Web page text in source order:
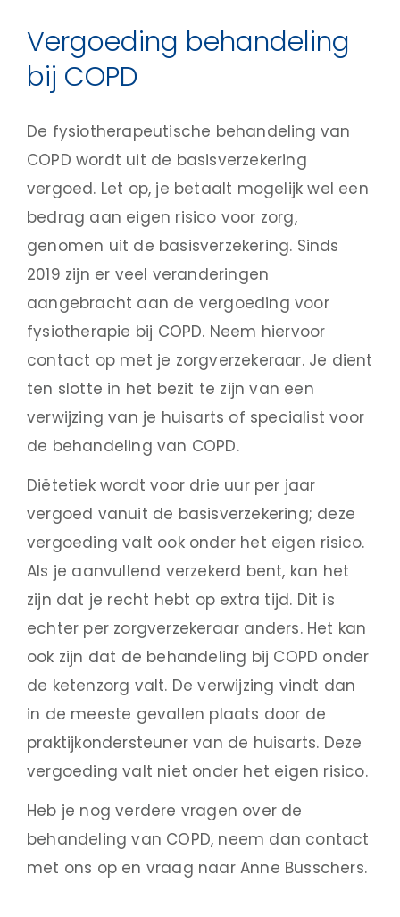
Vergoeding behandeling
bij COPD
De fysiotherapeutische behandeling van
COPD wordt uit de basisverzekering
vergoed. Let op, je betaalt mogelijk wel een
bedrag aan eigen risico voor zorg,
genomen uit de basisverzekering. Sinds
2019 zijn er veel veranderingen
aangebracht aan de vergoeding voor
fysiotherapie bij COPD. Neem hiervoor
contact op met je zorgverzekeraar. Je dient
ten slotte in het bezit te zijn van een
verwijzing van je huisarts of specialist voor
de behandeling van COPD.
Diëtetiek wordt voor drie uur per jaar
vergoed vanuit de basisverzekering; deze
vergoeding valt ook onder het eigen risico.
Als je aanvullend verzekerd bent, kan het
zijn dat je recht hebt op extra tijd. Dit is
echter per zorgverzekeraar anders. Het kan
ook zijn dat de behandeling bij COPD onder
de ketenzorg valt. De verwijzing vindt dan
in de meeste gevallen plaats door de
praktijkondersteuner van de huisarts. Deze
vergoeding valt niet onder het eigen risico.
Heb je nog verdere vragen over de
behandeling van COPD, neem dan contact
met ons op en vraag naar Anne Busschers.